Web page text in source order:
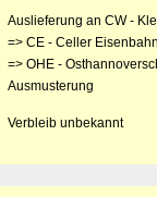
Auslieferung an CW -
=> CE - Celler
=> OHE -
Ausmusterung
Verbleib unbekannt